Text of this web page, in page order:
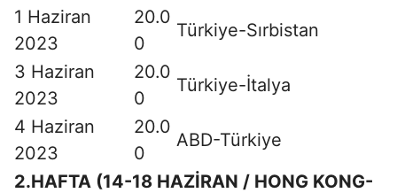
1 Haziran
2023
20.0
0
Türkiye-Sırbistan
3 Haziran
2023
20.0
0
Türkiye-İtalya
4 Haziran
2023
20.0
0
ABD-Türkiye
2.HAFTA (14-18 HAZİRAN / HONG KONG-